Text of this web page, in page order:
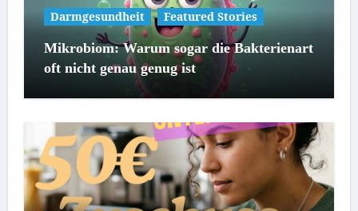
Darmgesundheit Featured Stories
Mikrobiom: Warum sogar die Bakterienart
oft nicht genau genug ist